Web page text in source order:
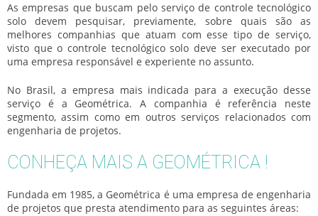
As empresas que buscam pelo serviço de controle tecnológico
solo devem pesquisar, previamente, sobre quais são as
melhores companhias que atuam com esse tipo de serviço,
visto que o controle tecnológico solo deve ser executado por
uma empresa responsável e experiente no assunto.
No Brasil, a empresa mais indicada para a execução desse
serviço é a Geométrica. A companhia é referência neste
segmento, assim como em outros serviços relacionados com
engenharia de projetos.
CONHEÇA MAIS A GEOMÉTRICA !
Fundada em 1985, a Geométrica é uma empresa de engenharia
de projetos que presta atendimento para as seguintes áreas: